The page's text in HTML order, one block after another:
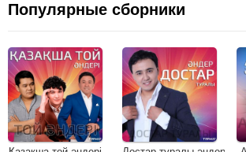
Популярные сборники